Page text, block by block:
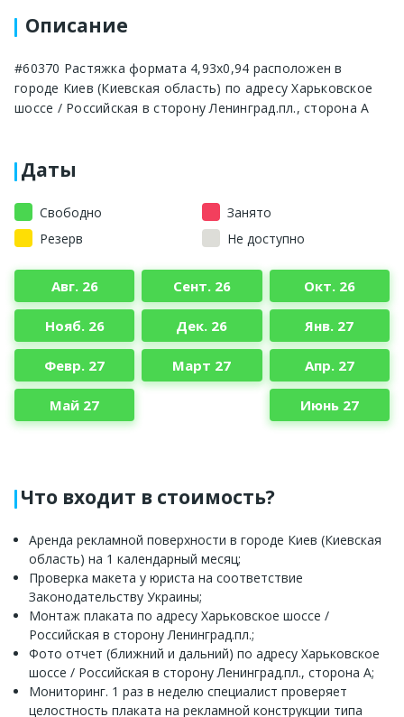
Описание
#60370 Растяжка формата 4,93x0,94 расположен в
городе Киев (Киевская область) по адресу Харьковское
шоссе / Российская в сторону Ленинград.пл., сторона A
Даты
Свободно
Занято
Резерв
Не доступно
Авг. 26 Сент. 26 Окт. 26
Нояб. 26 Дек. 26 Янв. 27
Февр. 27 Март 27 Апр. 27
Май 27 Июнь 27
Что входит в стоимость?
Аренда рекламной поверхности в городе Киев (Киевская
область) на 1 календарный месяц;
Проверка макета у юриста на соответствие
Законодательству Украины;
Монтаж плаката по адресу Харьковское шоссе /
Российская в сторону Ленинград.пл.;
Фото отчет (ближний и дальний) по адресу Харьковское
шоссе / Российская в сторону Ленинград.пл., сторона A;
Мониторинг. 1 раз в неделю специалист проверяет
целостность плаката на рекламной конструкции типа